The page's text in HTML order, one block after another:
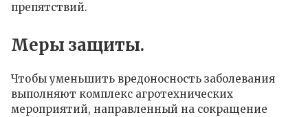
препятствий.
Меры защиты.
Чтобы уменьшить вредоносность заболевания
выполняют комплекс агротехнических
мероприятий, направленный на сокращение